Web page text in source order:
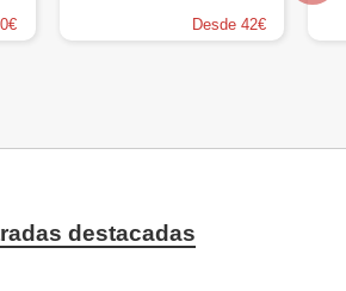
Desde 42€
destacadas